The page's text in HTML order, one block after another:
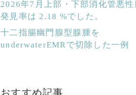
2026年7月上部・下部消化管悪性
発見率は 2.18 %でした。
十二指腸幽門腺型腺腫を
underwaterEMRで切除した一例
おすすめ記事